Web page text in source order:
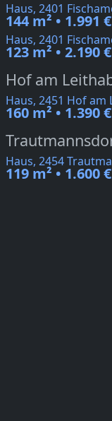
Haus, 2401
144 m² • 1.991 €
Haus, 2401
123 m² • 2.190 €
Hof am
Haus, 2451 Hof am
160 m² • 1.390 €
Haus, 2454
119 m² • 1.600 €